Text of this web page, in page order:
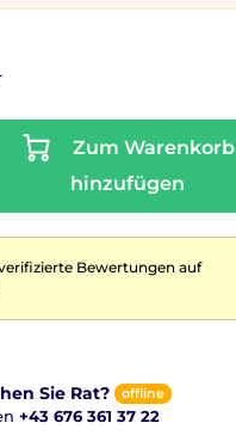
Zum Warenkorb
hinzufügen
Bewertungen auf
Sie Rat? offline
+43 676 361 37 22